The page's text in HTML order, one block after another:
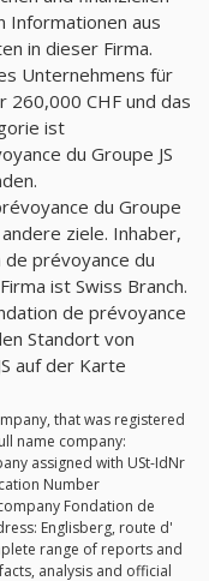
Informationen aus
in dieser Firma.
Unternehmens für
260,000 CHF und das
ist
du Groupe JS
du Groupe
ziele. Inhaber,
prévoyance du
ist Swiss Branch.
de prévoyance
Standort von
auf der Karte
that was registered
name company:
assigned with USt-IdNr
Number
Fondation de
Englisberg, route d'
range of reports and
analysis and official